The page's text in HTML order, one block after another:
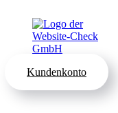
Kundenkonto